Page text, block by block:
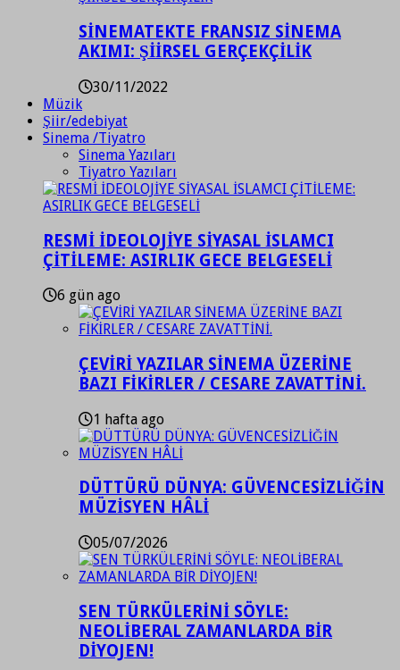
SİNEMATEKTE FRANSIZ SİNEMA
AKIMI: ŞİİRSEL GERÇEKÇİLİK
30/11/2022
Müzik
Şiir/edebiyat
Sinema /Tiyatro
Sinema Yazıları
Tiyatro Yazıları
RESMİ İDEOLOJİYE SİYASAL İSLAMCI
ÇİTİLEME: ASIRLIK GECE BELGESELİ
6 gün ago
ÇEVİRİ YAZILAR SİNEMA ÜZERİNE
BAZI FİKİRLER / CESARE ZAVATTİNİ.
1 hafta ago
DÜTTÜRÜ DÜNYA: GÜVENCESİZLİĞİN
MÜZİSYEN HÂLİ
05/07/2026
SEN TÜRKÜLERİNİ SÖYLE:
NEOLİBERAL ZAMANLARDA BİR
DİYOJEN!